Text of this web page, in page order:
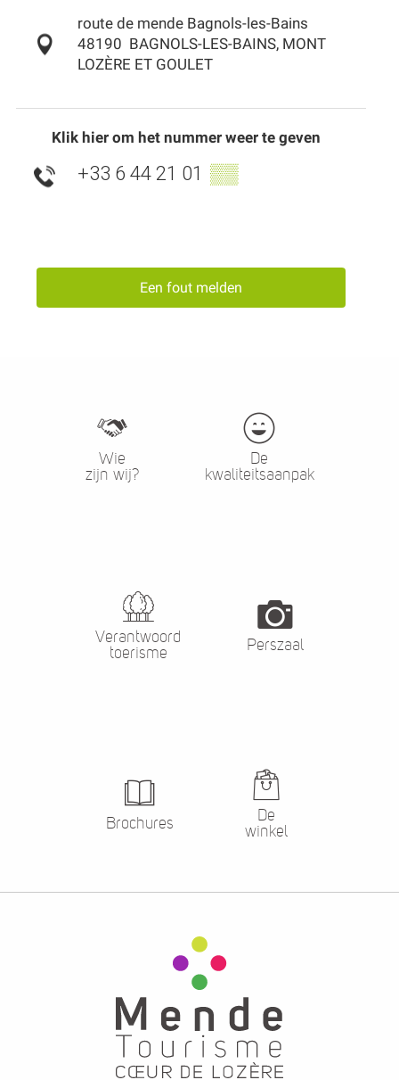
route de mende Bagnols-les-Bains
48190 BAGNOLS-LES-BAINS, MONT
LOZÈRE ET GOULET
Klik hier om het nummer weer te geven
+33 6 44 21 01 ▒▒
Een fout melden
Wie
zijn wij?
De
kwaliteitsaanpak
Verantwoord
toerisme
Perszaal
Brochures
De
winkel